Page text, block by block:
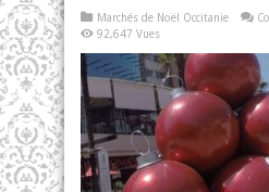
Marchés de Noël Occitanie
92,647 Vues